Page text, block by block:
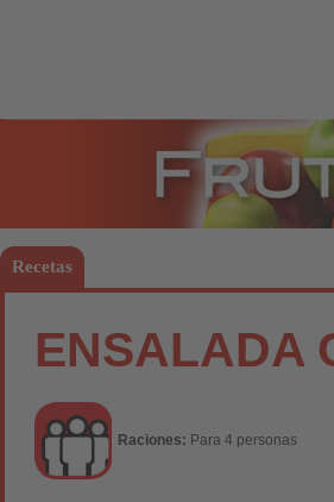
Recetas
ENSALADA
Raciones: Para 4 personas